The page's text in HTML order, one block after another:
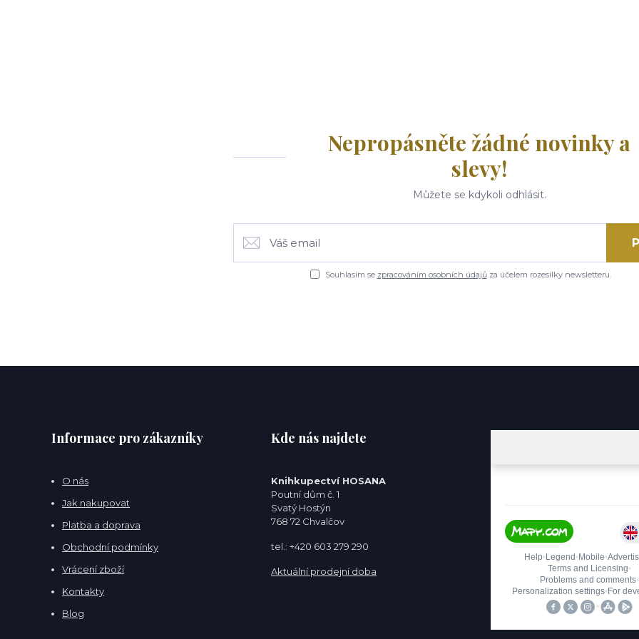
Nepropásněte žádné novinky a
slevy!
Můžete se kdykoli odhlásit.
Souhlasím se zpracováním osobních údajůza účelem rozesílky newsletteru.
Informace pro zákazníky
O nás
Jak nakupovat
Platba a doprava
Obchodní podmínky
Vrácení zboží
Kontakty
Blog
Kde nás najdete
Knihkupectví HOSANA
Poutní dům č. 1
Svatý Hostýn
768 72 Chvalčov
tel.: +420 603 279 290
Aktuální prodejní doba